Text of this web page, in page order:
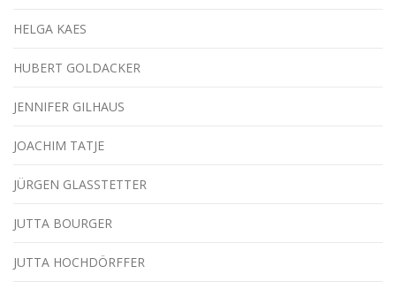
HELGA KAES
HUBERT GOLDACKER
JENNIFER GILHAUS
JOACHIM TATJE
JÜRGEN GLASSTETTER
JUTTA BOURGER
JUTTA HOCHDÖRFFER